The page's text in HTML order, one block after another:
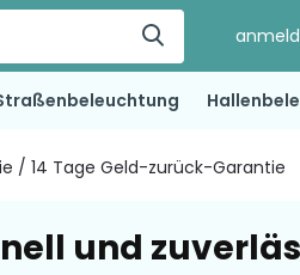
/ 14 Tage Geld-zurück-Garantie
und